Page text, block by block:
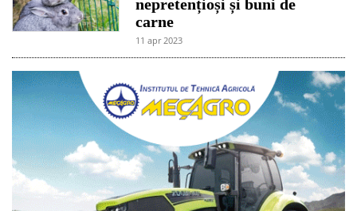
nepretențioși și buni de
carne
11 apr 2023